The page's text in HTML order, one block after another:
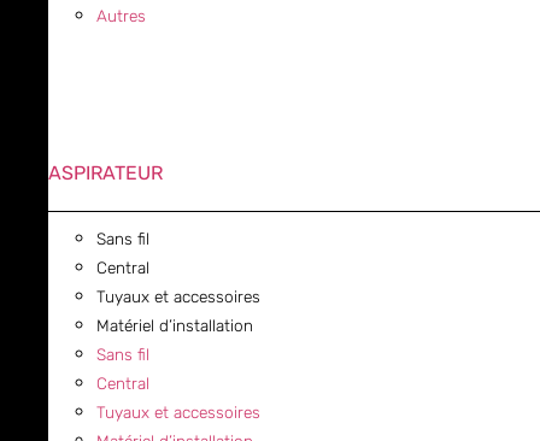
Autres
ASPIRATEUR
Sans fil
Central
Tuyaux et accessoires
Matériel d’installation
Sans fil
Central
Tuyaux et accessoires